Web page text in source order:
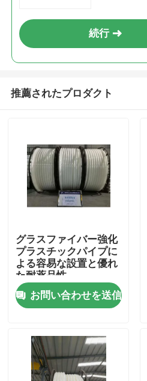
製品
続行
推薦されたプロダクト
グラスファイバー強化
プラスチックパイプに
よる容易な設置と優れ
た耐薬品性
お問い合わせを送信